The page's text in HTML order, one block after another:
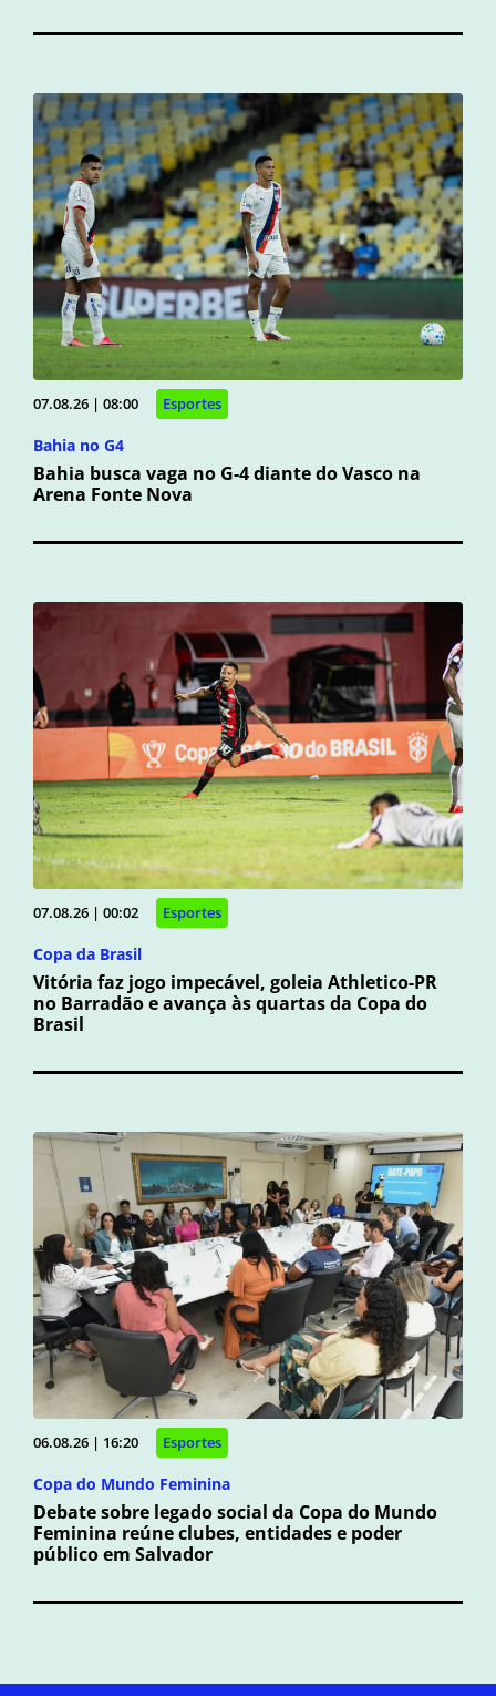
07.08.26 | 08:00 Esportes
Bahia no G4
Bahia busca vaga no G-4 diante do Vasco na
Arena Fonte Nova
07.08.26 | 00:02 Esportes
Copa da Brasil
Vitória faz jogo impecável, goleia Athletico-PR
no Barradão e avança às quartas da Copa do
Brasil
06.08.26 | 16:20 Esportes
Copa do Mundo Feminina
Debate sobre legado social da Copa do Mundo
Feminina reúne clubes, entidades e poder
público em Salvador